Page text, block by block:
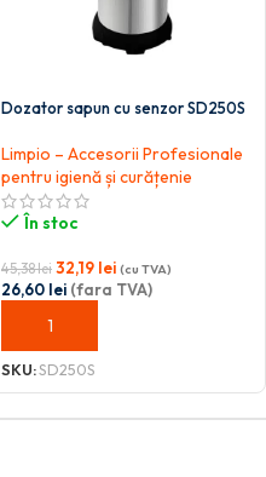
Dozator sapun cu senzor SD250S
Limpio – Accesorii Profesionale
pentru igienă și curățenie
În stoc
45,38lei 32,19 lei (cu TVA)
26,60 lei (fara TVA)
ADAUGĂ ÎN COȘ
SKU:SD250S